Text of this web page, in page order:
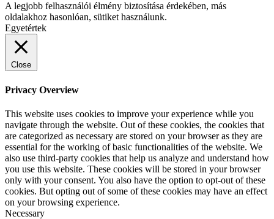
A legjobb felhasználói élmény biztosítása érdekében, más
oldalakhoz hasonlóan, sütiket használunk.
Egyetértek
Close
Privacy Overview
This website uses cookies to improve your experience while you
navigate through the website. Out of these cookies, the cookies that
are categorized as necessary are stored on your browser as they are
essential for the working of basic functionalities of the website. We
also use third-party cookies that help us analyze and understand how
you use this website. These cookies will be stored in your browser
only with your consent. You also have the option to opt-out of these
cookies. But opting out of some of these cookies may have an effect
on your browsing experience.
Necessary